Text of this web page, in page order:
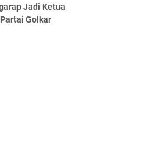
Jadi Ketua
Partai Golkar